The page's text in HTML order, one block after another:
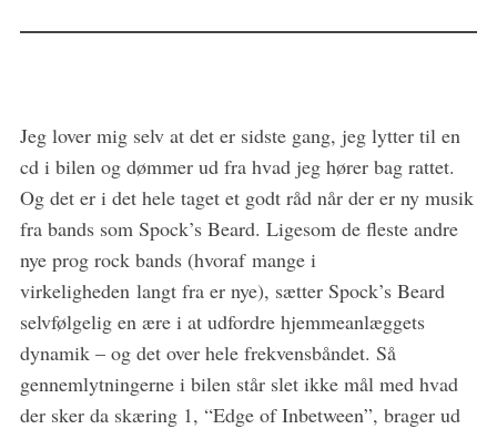
Jeg lover mig selv at det er sidste gang, jeg lytter til en
cd i bilen og dømmer ud fra hvad jeg hører bag rattet.
Og det er i det hele taget et godt råd når der er ny musik
fra bands som Spock’s Beard. Ligesom de fleste andre
nye prog rock bands (hvoraf mange i
virkeligheden langt fra er nye), sætter Spock’s Beard
selvfølgelig en ære i at udfordre hjemmeanlæggets
dynamik – og det over hele frekvensbåndet. Så
gennemlytningerne i bilen står slet ikke mål med hvad
der sker da skæring 1, “Edge of Inbetween”, brager ud